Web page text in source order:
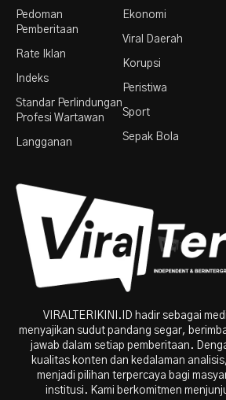
Pedoman
Pemberitaan
Rate Iklan
Indeks
Standar Perlindungan
Profesi Wartawan
Langganan
Ekonomi
Viral Daerah
Korupsi
Peristiwa
Sport
Sepak Bola
VIRALTERIKINI.ID hadir sebagai
menyajikan sudut pandang segar,
jawab dalam setiap pemberitaan.
kualitas konten dan kedalaman
menjadi pilihan terpercaya bagi
institusi. Kami berkomitmen